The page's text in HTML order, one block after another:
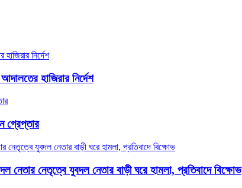
হাজিরার নির্দেশ
গ্রেপ্তার
নেতৃত্বে যুবদল নেতার বাড়ী ঘরে হামলা, প্রতিবাদে বিক্ষোভ